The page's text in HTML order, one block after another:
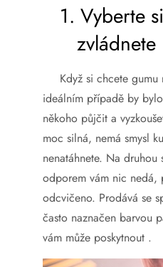
1. Vyberte
zvládnete
Když si chcete
ideálním případě by
někoho půjčit a
moc silná, nemá smysl
nenatáhnete. Na druhou
odporem vám nic nedá,
odcvičeno. Prodává se
často naznačen barvou
vám může poskytnout .